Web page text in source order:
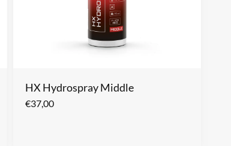
HX Hydrospray Middle
€37,00